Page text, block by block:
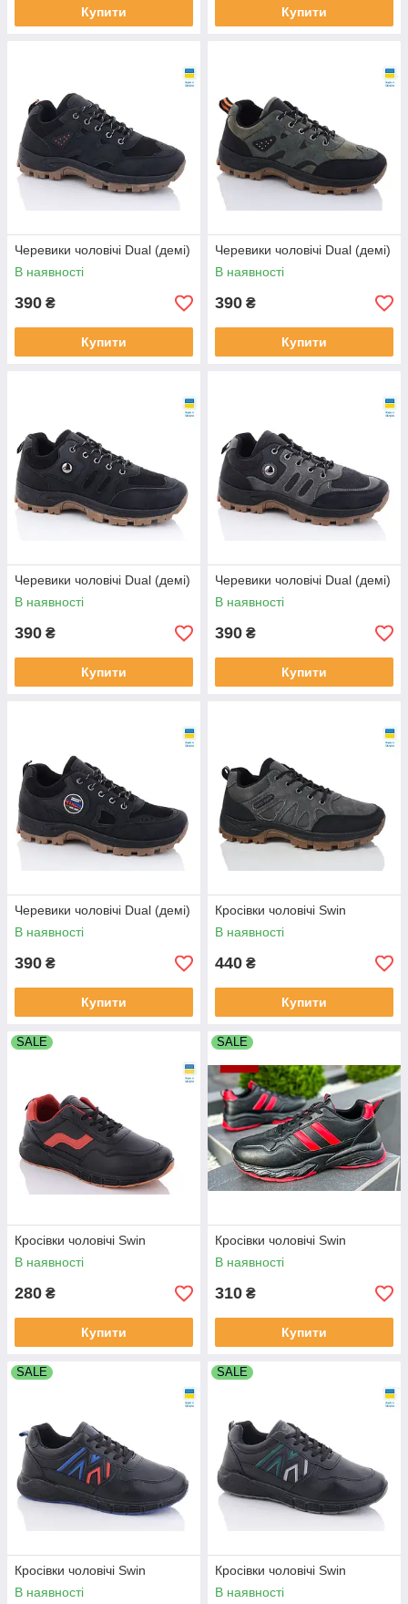
Купити Купити
Черевики чоловічі Dual (демі)
В наявності
390 ₴
Купити
Черевики чоловічі Dual (демі)
В наявності
390 ₴
Купити
Черевики чоловічі Dual (демі)
В наявності
390 ₴
Купити
Черевики чоловічі Dual (демі)
В наявності
390 ₴
Купити
Черевики чоловічі Dual (демі)
В наявності
390 ₴
Купити
Кросівки чоловічі Swin
В наявності
440 ₴
Купити
SALE
Кросівки чоловічі Swin
В наявності
280 ₴
Купити
SALE
Кросівки чоловічі Swin
В наявності
310 ₴
Купити
SALE
Кросівки чоловічі Swin
В наявності
SALE
Кросівки чоловічі Swin
В наявності